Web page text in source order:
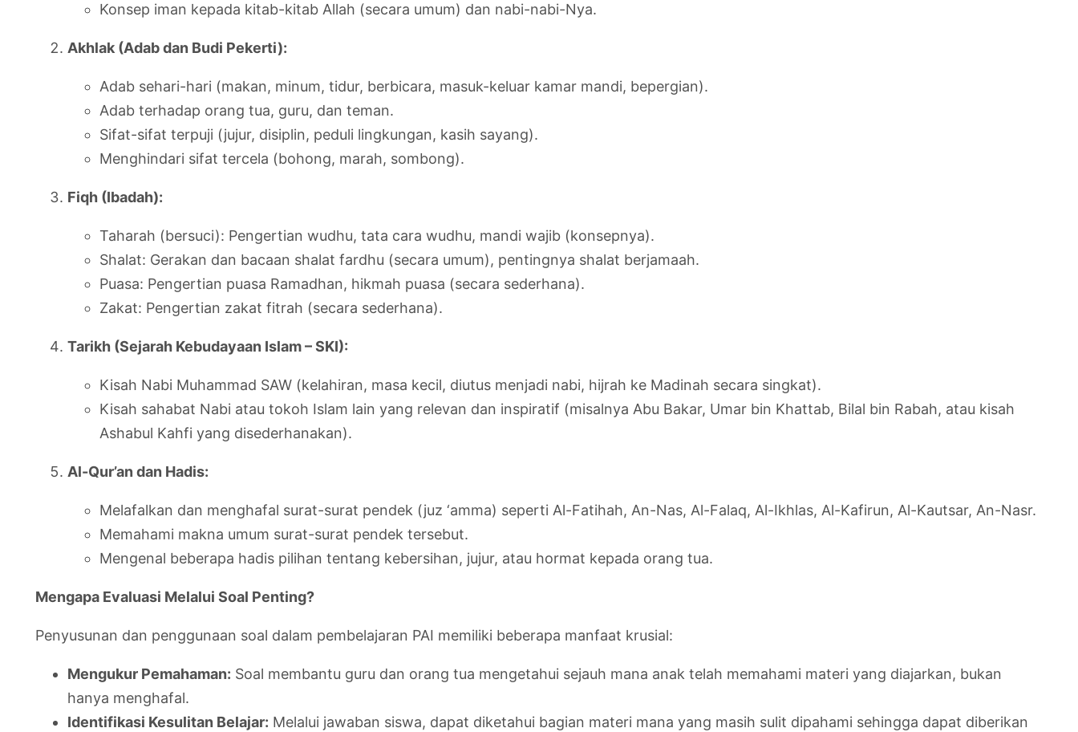
Konsep iman kepada kitab-kitab Allah (secara umum) dan nabi-nabi-Nya.
Akhlak (Adab dan Budi Pekerti):
Adab sehari-hari (makan, minum, tidur, berbicara, masuk-keluar kamar mandi, bepergian).
Adab terhadap orang tua, guru, dan teman.
Sifat-sifat terpuji (jujur, disiplin, peduli lingkungan, kasih sayang).
Menghindari sifat tercela (bohong, marah, sombong).
Fiqh (Ibadah):
Taharah (bersuci): Pengertian wudhu, tata cara wudhu, mandi wajib (konsepnya).
Shalat: Gerakan dan bacaan shalat fardhu (secara umum), pentingnya shalat berjamaah.
Puasa: Pengertian puasa Ramadhan, hikmah puasa (secara sederhana).
Zakat: Pengertian zakat fitrah (secara sederhana).
Tarikh (Sejarah Kebudayaan Islam – SKI):
Kisah Nabi Muhammad SAW (kelahiran, masa kecil, diutus menjadi nabi, hijrah ke Madinah secara singkat).
Kisah sahabat Nabi atau tokoh Islam lain yang relevan dan inspiratif (misalnya Abu Bakar, Umar bin Khattab, Bilal bin Rabah, atau kisah
Ashabul Kahfi yang disederhanakan).
Al-Qur’an dan Hadis:
Melafalkan dan menghafal surat-surat pendek (juz ‘amma) seperti Al-Fatihah, An-Nas, Al-Falaq, Al-Ikhlas, Al-Kafirun, Al-Kautsar, An-Nasr.
Memahami makna umum surat-surat pendek tersebut.
Mengenal beberapa hadis pilihan tentang kebersihan, jujur, atau hormat kepada orang tua.
Mengapa Evaluasi Melalui Soal Penting?
Penyusunan dan penggunaan soal dalam pembelajaran PAI memiliki beberapa manfaat krusial:
Mengukur Pemahaman: Soal membantu guru dan orang tua mengetahui sejauh mana anak telah memahami materi yang diajarkan, bukan
hanya menghafal.
Identifikasi Kesulitan Belajar: Melalui jawaban siswa, dapat diketahui bagian materi mana yang masih sulit dipahami sehingga dapat diberikan